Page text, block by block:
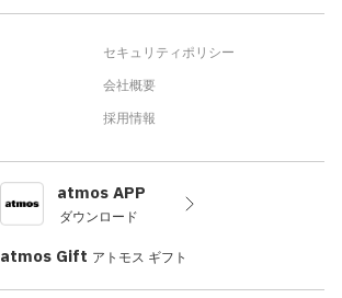
セキュリティポリシー
会社概要
採用情報
atmos APP
ダウンロード
atmos Gift アトモス ギフト